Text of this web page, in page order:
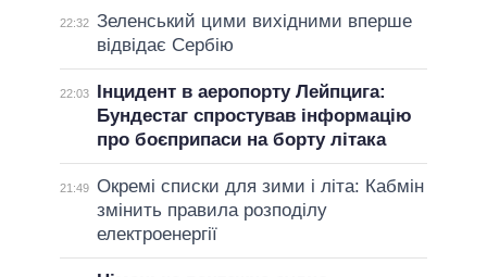
22:32 Зеленський цими вихідними вперше
відвідає Сербію
22:03
Інцидент в аеропорту Лейпцига:
Бундестаг спростував інформацію
про боєприпаси на борту літака
21:49 Окремі списки для зими і літа: Кабмін
змінить правила розподілу
електроенергії